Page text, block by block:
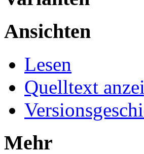
Ansichten
Lesen
Quelltext
Mehr